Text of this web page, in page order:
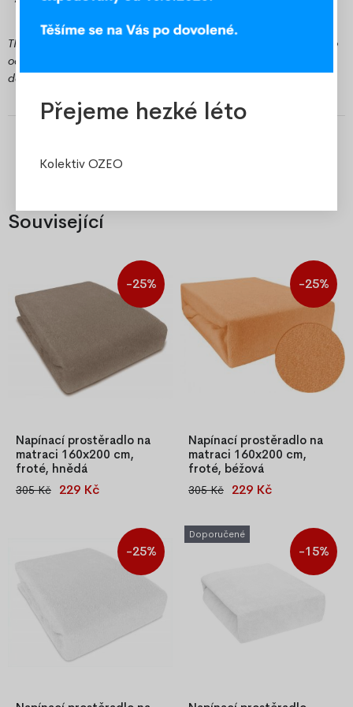
TIP: Pokud jste z Frýdecko-Místecka, využijte možnost osobního
odběru v našem expedičním skladu v Místku a ušetřete za
dopravu.
Související
-25%
Napínací prostěradlo na
matraci 160x200 cm,
froté, hnědá
Napínací froté prostěradlo
bavlna a 20 % polyester, s
gumkou po obvodu pro
pevné uchycení na matraci.
305 Kč 229 Kč
-25%
Napínací prostěradlo na
matraci 160x200 cm,
froté, béžová
Béžové napínací froté
složení 80 % bavlna a 20 %
polyester. Všitá gumka po
obvodu drží prostěradlo
pevně na matraci.
305 Kč 229 Kč
-25%
Doporučené
-15%
Přejeme hezké léto
Kolektiv OZEO